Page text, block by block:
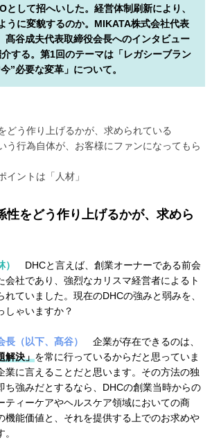
として招へいした。経営体制刷新により、
うに変貌するのか。MIKATA株式会社代表
髙谷成夫代表取締役会長へのインタビュー
する。第1回のテーマは「レガシーブラン
”必要な変革」について。
どう作り上げるかが、求められている
う行為自体が、お客様にファンになってもら
イントは「人材」
性をどう作り上げるかが、求めら
DHCと言えば、創業オーナーである前会
会社であり、強烈なカリスマ経営者によるト
れていました。現在のDHCの強みと弱みを、
しゃいますか？
（以下、髙谷）
企業が存在できるのは、
解決」を常に行っているからだと思っていま
業に言えることだと思います。その方法の独
ち強みだとするなら、DHCの創業当時からの
ティーケアやヘルスケア領域においての商
機能価値と、それを提供する上でのお求めや